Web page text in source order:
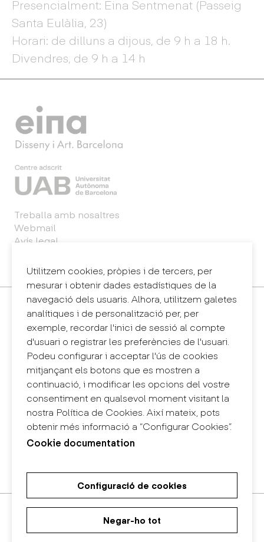
Presencialment: Eina Sentmenat (Passeig
Santa Eulàlia, 23)
Horari: de dilluns a dijous, de 9 h a 18 h.
Divendres, de 9 h a 14 h
Utilitzem cookies, pròpies i de tercers, per
mesurar i obtenir dades estadístiques de la
navegació dels usuaris. Alhora, utilitzem galetes
analítiques i de personalització per, per
exemple, recordar l'inici de sessió al compte
d'usuari o registrar les preferències de l'usuari.
Podeu configurar i acceptar l'ús de cookies
mitjançant els botons que es mostren a
continuació, i modificar les opcions del vostre
consentiment en qualsevol moment visitant la
nostra Política de Cookies. Així mateix, pots
obtenir més informació a “Configurar Cookies”.
Cookie documentation
Configuració de cookies
Negar-ho tot
Treballa amb nosaltres
Webmail
Avís legal
Sintema intern d'informació (canal de denúncies)
Contacte
+34 932 030 923
info@eina.cat
Eina Sentmenat
Passeig Santa Eulàlia, 25
08017 Barcelona
+34 672 31 86 57
Eina Bosc
Carrer del Bosc, 2
+34 675 78 48 03